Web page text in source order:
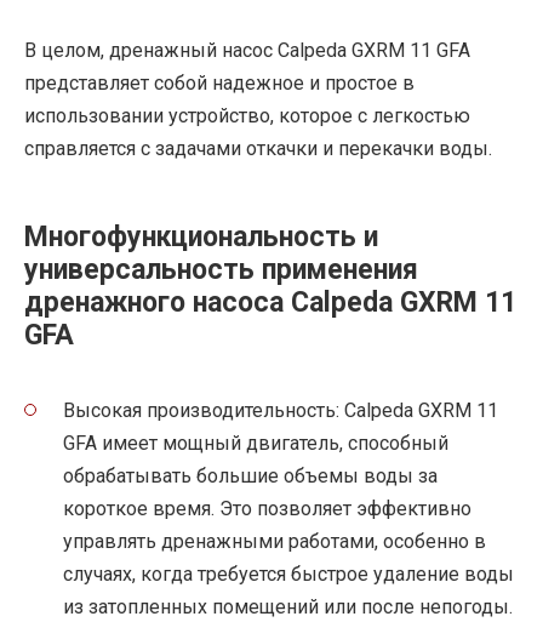
В целом, дренажный насос Calpeda GXRM 11 GFA
представляет собой надежное и простое в
использовании устройство, которое с легкостью
справляется с задачами откачки и перекачки воды.
Многофункциональность и
универсальность применения
дренажного насоса Calpeda GXRM 11
GFA
Высокая производительность: Calpeda GXRM 11
GFA имеет мощный двигатель, способный
обрабатывать большие объемы воды за
короткое время. Это позволяет эффективно
управлять дренажными работами, особенно в
случаях, когда требуется быстрое удаление воды
из затопленных помещений или после непогоды.